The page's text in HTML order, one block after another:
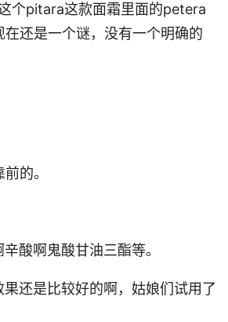
个pitara这款面霜里面的petera
还是一个谜，没有一个明确的
的。
酸啊鬼酸甘油三酯等。
还是比较好的啊，姑娘们试用了